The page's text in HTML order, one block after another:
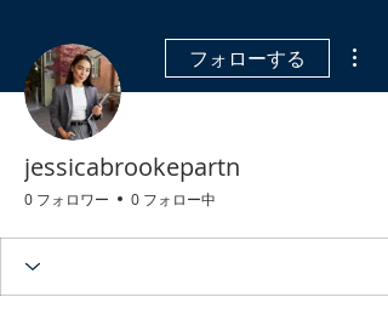
フォローする
jessicabrookepartn
0 フォロワー 0 フォロー中